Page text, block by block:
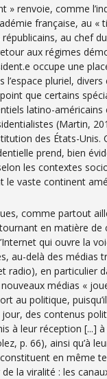
» renvoie, comme
française, au «
au chef
aux régimes
occupe une
l’espace pluriel,
que certains
latino-américains
(Martin,
des États-Unis.
prend, bien
les contextes
le vaste continent
comme partout
en matière de
qui ouvre la
au-delà des médias
radio), en particulier
médias «
au politique,
des contenus
à leur réception [...]
p. 66), ainsi qu’à
en même
la viralité : les